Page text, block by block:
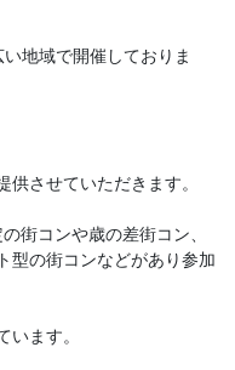
地域で開催しておりま
させていただきます。
街コンや歳の差街コン、
型の街コンなどがあり参加
ます。